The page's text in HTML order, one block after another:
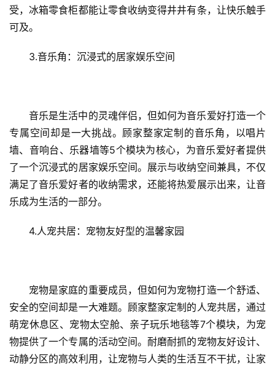
页
资
讯
活
科
技
受，冰箱零食柜都能让零食收纳变得井井有条，让快乐触手
可及。
3.音乐角：沉浸式的居家娱乐空间
音乐是生活中的灵魂伴侣，但如何为音乐爱好打造一个
专属空间却是一大挑战。顾家整家定制的音乐角，以唱片
墙、音响台、乐器墙等5个模块为核心，为音乐爱好者提供
了一个沉浸式的居家娱乐空间。展示与收纳空间兼具，不仅
满足了音乐爱好者的收纳需求，还能将热爱展示出来，让音
乐成为生活的一部分。
4.人宠共居：宠物友好型的温馨家园
宠物是家庭的重要成员，但如何为宠物打造一个舒适、
安全的空间却是一大难题。顾家整家定制的人宠共居，通过
萌宠休息区、宠物太空舱、亲子玩乐地毯等7个模块，为宠
物提供了一个专属的活动空间。耐磨耐抓的宠物友好设计、
动静分区的高效利用，让宠物与人类的生活互不干扰，让家